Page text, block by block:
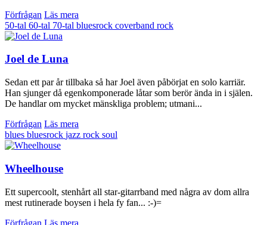
Förfrågan Läs mera
50-tal 60-tal 70-tal bluesrock coverband rock
Joel de Luna
Sedan ett par år tillbaka så har Joel även påbörjat en solo karriär.
Han sjunger då egenkomponerade låtar som berör ända in i själen.
De handlar om mycket mänskliga problem; utmani...
Förfrågan Läs mera
blues bluesrock jazz rock soul
Wheelhouse
Ett supercoolt, stenhårt all star-gitarrband med några av dom allra
mest rutinerade boysen i hela fy fan... :-)=
Förfrågan Läs mera